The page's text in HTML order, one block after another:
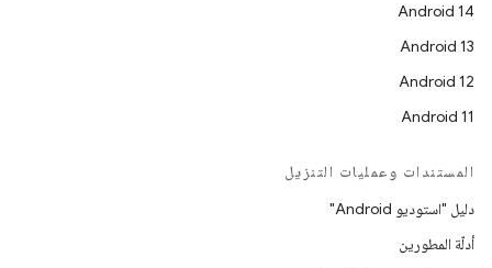
Android 14
Android 13
Android 12
Android 11
المستندات وعمليات التنزيل
دليل "استوديو Android"
أدلّة المطورين